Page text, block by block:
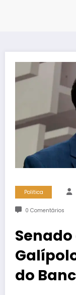
Politica
0 Comentários
do